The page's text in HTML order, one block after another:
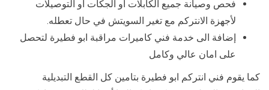
فحص وصيانة جميع الكابلات أو الجكات أو التوصيلات
لأجهزة الانتركم مع تغير السويتش في حال تعطله.
إضافة الى خدمة فني كاميرات مراقبة ابو فطيرة لتحصل
على امان عالي وكامل
كما يقوم فني انتركم ابو فطيرة بتامين كل القطع التبديلية